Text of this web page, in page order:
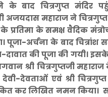
के बाद चित्रगुप्त मंदिर
अजयदास महाराज ने
के प्रतिमा के समक्ष वैदिक
पूजा-अर्चना के बाद चित्रांश
की पूजा की गयी।
श्री चित्रगुप्तजी
देवी-देवताओं एवं श्री
कर लिखित नमन किया।